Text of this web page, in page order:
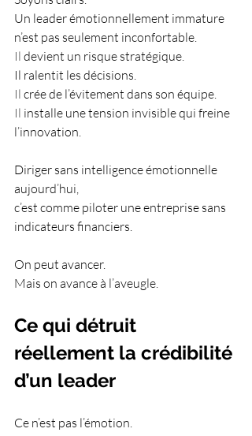
Un leader émotionnellement immature
n’est pas seulement inconfortable.
Il devient un risque stratégique.
Il ralentit les décisions.
Il crée de l’évitement dans son équipe.
Il installe une tension invisible qui freine
l’innovation.
Diriger sans intelligence émotionnelle
aujourd’hui,
c’est comme piloter une entreprise sans
indicateurs financiers.
On peut avancer.
Mais on avance à l’aveugle.
Ce qui détruit
réellement la crédibilité
d’un leader
Ce n’est pas l’émotion.